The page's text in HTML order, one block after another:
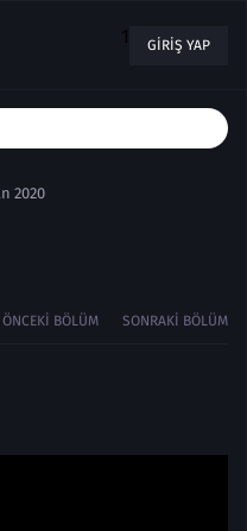
1 GIRIŞ YAP
2020
ÖNCEKI BÖLÜM SONRAKI BÖLÜM